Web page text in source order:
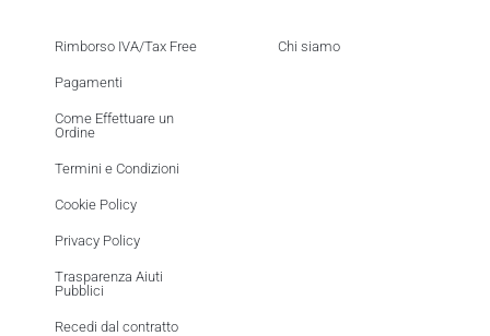
Rimborso IVA/Tax Free
Pagamenti
Come Effettuare un
Ordine
Termini e Condizioni
Cookie Policy
Privacy Policy
Trasparenza Aiuti
Pubblici
Recedi dal contratto
Chi siamo